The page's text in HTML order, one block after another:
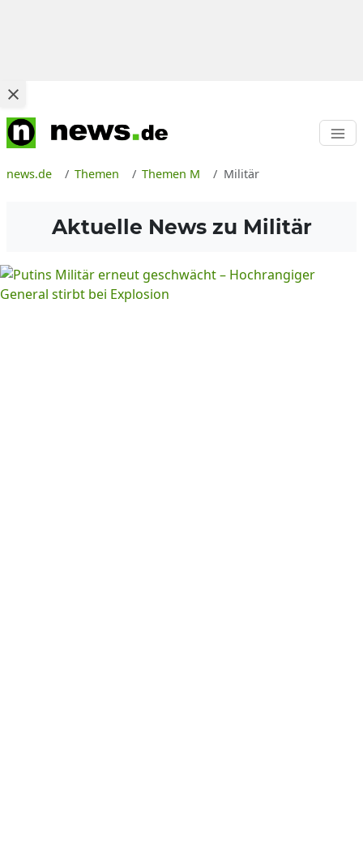
news.de Themen Themen M Militär
Aktuelle News zu Militär